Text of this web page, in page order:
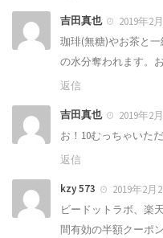
吉田真也
2019年2
珈琲(無糖)やお茶と
の水分奪われます。
返信
吉田真也
2019年2
お！10むっちゃいた
返信
kzy 573
2019年2月
ビードットラボ、楽
間有効の半額クーポ